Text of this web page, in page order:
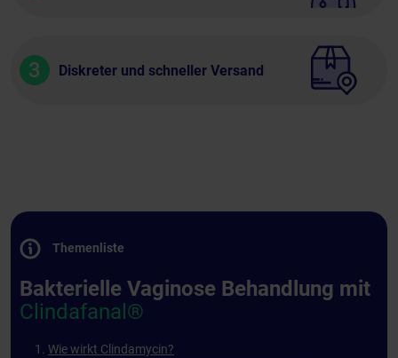
3 Diskreter und schneller Versand
Themenliste
Bakterielle Vaginose Behandlung mit
Clindafanal®
Wie wirkt Clindamycin?